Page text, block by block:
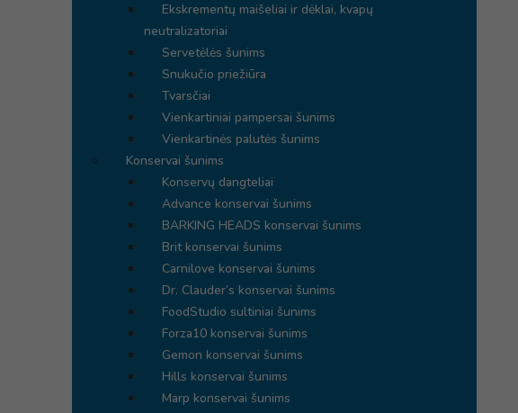
Ekskrementų maišeliai ir dėklai, kvapų
neutralizatoriai
Servetėlės šunims
Snukučio priežiūra
Tvarsčiai
Vienkartiniai pampersai šunims
Vienkartinės palutės šunims
Konservai šunims
Konservų dangteliai
Advance konservai šunims
BARKING HEADS konservai šunims
Brit konservai šunims
Carnilove konservai šunims
Dr. Clauder’s konservai šunims
FoodStudio sultiniai šunims
Forza10 konservai šunims
Gemon konservai šunims
Hills konservai šunims
Marp konservai šunims